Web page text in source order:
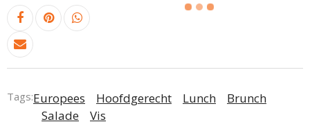
Tags:Europees Hoofdgerecht Lunch
Brunch
Salade
Vis